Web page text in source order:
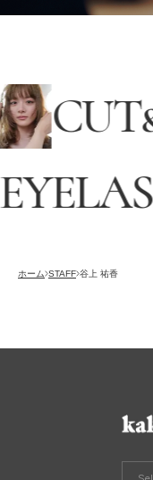
ホーム STAFF 谷上 祐香
RECRUITING
オンラインストア